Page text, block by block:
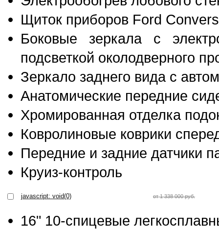
Щиток приборов Ford
Боковые зеркала с
подсветкой околодверного
Зеркало заднего вида с
Анатомические передние
Хромированная отделка
Ковролиновые коврики
Передние и задние датчики
Круиз-контроль
javascript: void(0) от 1 338 000 руб.
16" 10-спицевые